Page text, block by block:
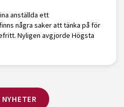
anställda ett
några saker att tänka på för
Nyligen avgjorde Högsta
NYHETER